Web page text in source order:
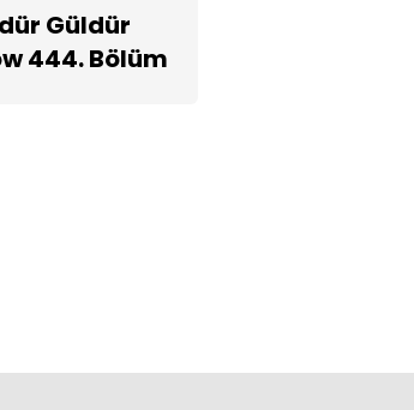
Güldür
444. Bölüm